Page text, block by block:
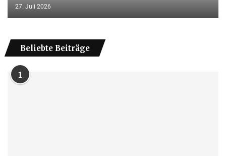
27. Juli 2026
Beliebte Beiträge
1